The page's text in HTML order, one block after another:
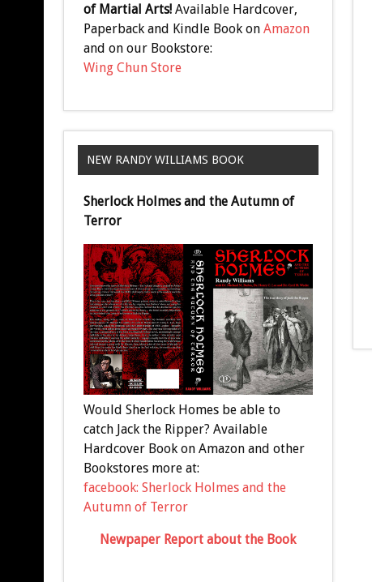
of Martial Arts!Available Hardcover,
Paperback and Kindle Book on Amazon
and on our Bookstore:
Wing Chun Store
NEW RANDY WILLIAMS BOOK
Sherlock Holmes and the Autumn of
Terror
Would Sherlock Homes be able to
catch Jack the Ripper? Available
Hardcover Book on Amazon and other
Bookstores more at:
facebook: Sherlock Holmes and the
Autumn of Terror
Newpaper Report about the Book